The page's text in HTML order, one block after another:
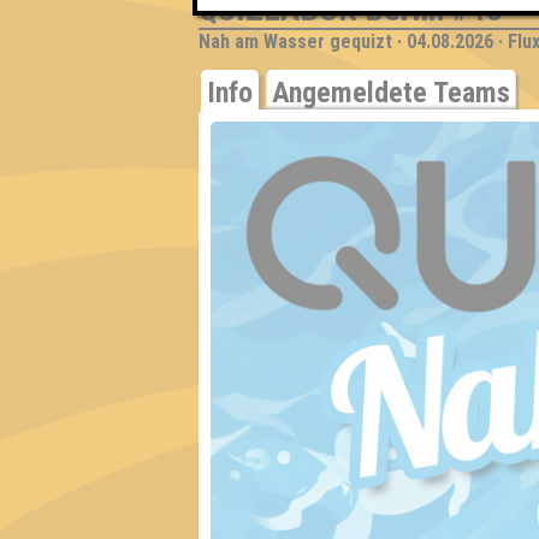
QUIZLABOR Berlin #43
Nah am Wasser gequizt · 04.08.2026 ·
Info Angemeldete Teams